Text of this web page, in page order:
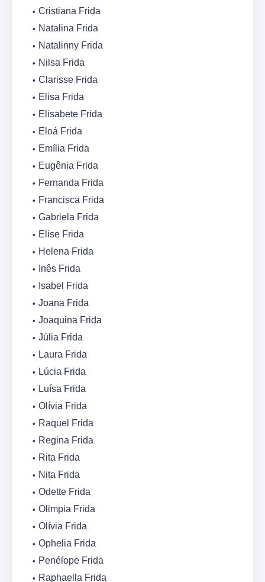
Cristiana Frida
Natalina Frida
Natalinny Frida
Nilsa Frida
Clarisse Frida
Elisa Frida
Elisabete Frida
Eloá Frida
Emília Frida
Eugênia Frida
Fernanda Frida
Francisca Frida
Gabriela Frida
Elise Frida
Helena Frida
Inês Frida
Isabel Frida
Joana Frida
Joaquina Frida
Júlia Frida
Laura Frida
Lúcia Frida
Luísa Frida
Olívia Frida
Raquel Frida
Regina Frida
Rita Frida
Nita Frida
Odette Frida
Olimpia Frida
Olívia Frida
Ophelia Frida
Penélope Frida
Raphaella Frida